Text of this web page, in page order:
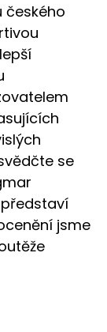
českého
se
jsme